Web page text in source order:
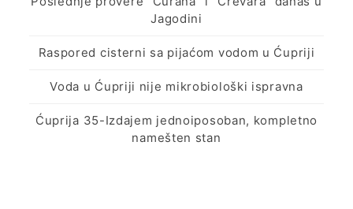
Jagodini
Raspored cisterni sa pijaćom vodom u Ćupriji
Voda u Ćupriji nije mikrobiološki ispravna
Ćuprija 35-Izdajem jednoiposoban, kompletno
namešten stan